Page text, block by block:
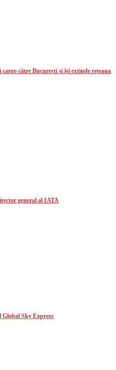
către București și își extinde rețeaua
general al IATA
Global Sky Express